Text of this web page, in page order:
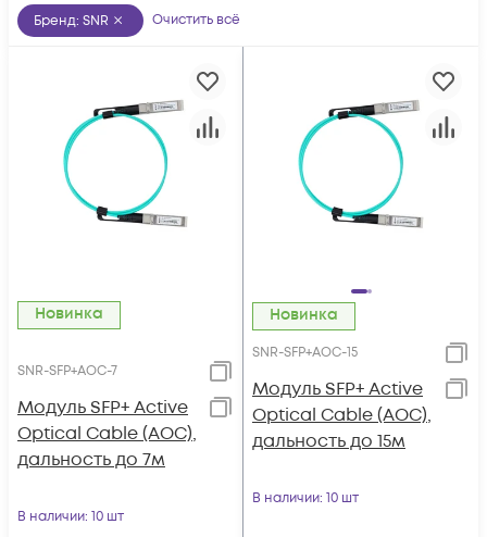
Бренд: SNR Очистить всё
Новинка
SNR-SFP+AOC-7
Модуль SFP+ Active
Optical Cable (AOC),
дальность до 7м
В наличии: 10 шт
Новинка
SNR-SFP+AOC-15
Модуль SFP+ Active
Optical Cable (AOC),
дальность до 15м
В наличии: 10 шт